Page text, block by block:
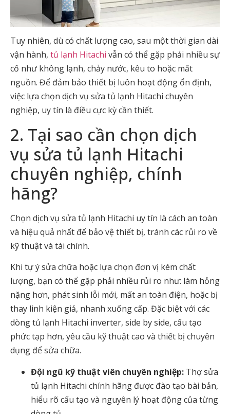
Tuy nhiên, dù có chất lượng cao, sau một thời gian dài
vận hành, tủ lạnh Hitachi vẫn có thể gặp phải nhiều sự
cố như không lạnh, chảy nước, kêu to hoặc mất
nguồn. Để đảm bảo thiết bị luôn hoạt động ổn định,
việc lựa chọn dịch vụ sửa tủ lạnh Hitachi chuyên
nghiệp, uy tín là điều cực kỳ cần thiết.
2. Tại sao cần chọn dịch
vụ sửa tủ lạnh Hitachi
chuyên nghiệp, chính
hãng?
Chọn dịch vụ sửa tủ lạnh Hitachi uy tín là cách an toàn
và hiệu quả nhất để bảo vệ thiết bị, tránh các rủi ro về
kỹ thuật và tài chính.
Khi tự ý sửa chữa hoặc lựa chọn đơn vị kém chất
lượng, bạn có thể gặp phải nhiều rủi ro như: làm hỏng
nặng hơn, phát sinh lỗi mới, mất an toàn điện, hoặc bị
thay linh kiện giả, nhanh xuống cấp. Đặc biệt với các
dòng tủ lạnh Hitachi inverter, side by side, cấu tạo
phức tạp hơn, yêu cầu kỹ thuật cao và thiết bị chuyên
dụng để sửa chữa.
Đội ngũ kỹ thuật viên chuyên nghiệp: Thợ sửa
tủ lạnh Hitachi chính hãng được đào tạo bài bản,
hiểu rõ cấu tạo và nguyên lý hoạt động của từng